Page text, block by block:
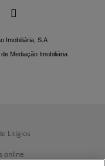
Imobiliária, S.A
Mediação Imobiliária

Litígios
online